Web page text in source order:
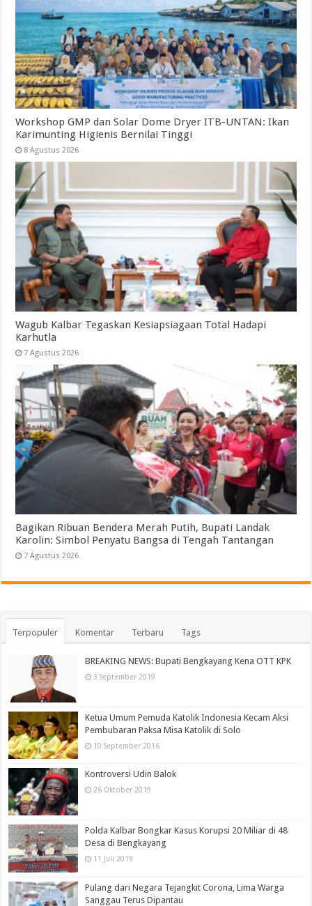
Workshop GMP dan Solar Dome Dryer ITB-UNTAN: Ikan
Karimunting Higienis Bernilai Tinggi
8 Agustus 2026
Wagub Kalbar Tegaskan Kesiapsiagaan Total Hadapi
Karhutla
7 Agustus 2026
Bagikan Ribuan Bendera Merah Putih, Bupati Landak
Karolin: Simbol Penyatu Bangsa di Tengah Tantangan
7 Agustus 2026
Terpopuler Komentar Terbaru Tags
BREAKING NEWS: Bupati Bengkayang Kena OTT KPK
3 September 2019
Ketua Umum Pemuda Katolik Indonesia Kecam Aksi
Pembubaran Paksa Misa Katolik di Solo
10 September 2016
Kontroversi Udin Balok
26 Oktober 2019
Polda Kalbar Bongkar Kasus Korupsi 20 Miliar di 48
Desa di Bengkayang
11 Juli 2019
Pulang dari Negara Tejangkit Corona, Lima Warga
Sanggau Terus Dipantau